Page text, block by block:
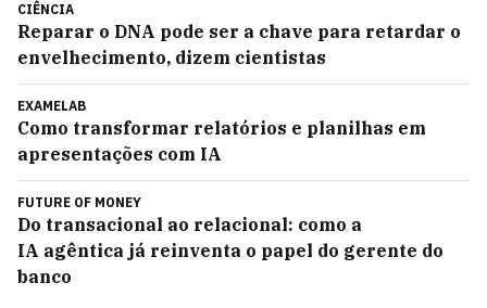
CIÊNCIA
Reparar o DNA pode ser a chave para retardar o
envelhecimento, dizem cientistas
EXAMELAB
Como transformar relatórios e planilhas em
apresentações com IA
FUTURE OF MONEY
Do transacional ao relacional: como a
IA agêntica já reinventa o papel do gerente do
banco